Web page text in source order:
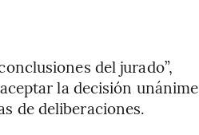
del jurado”,
la decisión unánime
de deliberaciones.